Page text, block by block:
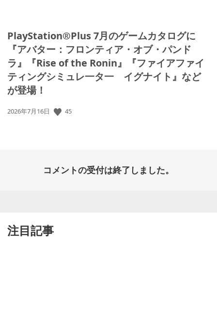
PlayStation®Plus 7月のゲームカタログに
『アバター：フロンティア・オブ・パンド
ラ』『Rise of the Ronin』『ファイアファイ
ティングシミュレ一タ一 イグナイト』など
が登場！
公
2026年7月16日 45
コメントの受付は終了しました。
注目記事